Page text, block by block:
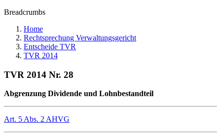
Breadcrumbs
Home
Rechtsprechung Verwaltungsgericht
Entscheide TVR
TVR 2014
TVR 2014 Nr. 28
Abgrenzung Dividende und Lohnbestandteil
Art. 5 Abs. 2 AHVG